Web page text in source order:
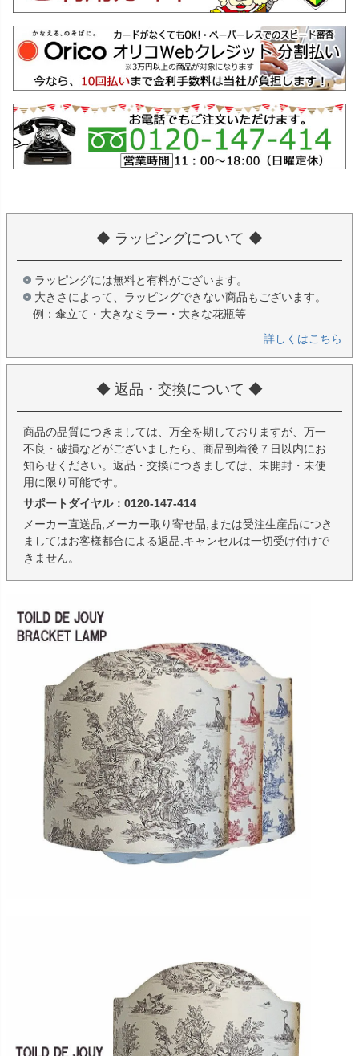
◆ ラッピングについて ◆
ラッピングには無料と有料がございます。
大きさによって、ラッピングできない商品もございます。
例：傘立て・大きなミラー・大きな花瓶等
詳しくはこちら
◆ 返品・交換について ◆
商品の品質につきましては、万全を期しておりますが、万一
不良・破損などがございましたら、商品到着後７日以内にお
知らせください。返品・交換につきましては、未開封・未使
用に限り可能です。
サポートダイヤル：0120-147-414
メーカー直送品,メーカー取り寄せ品,または受注生産品につき
ましてはお客様都合による返品,キャンセルは一切受け付けで
きません。